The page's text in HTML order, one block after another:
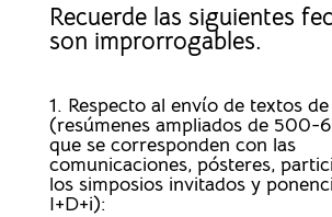
Recuerde las siguientes
son improrrogables.
1. Respecto al envío de textos de
(resúmenes ampliados de 500-
que se corresponden con las
comunicaciones, pósteres,
los simposios invitados y
I+D+i):